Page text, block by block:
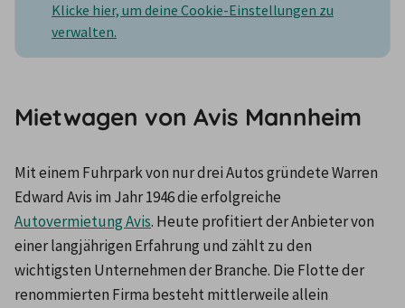
Klicke hier, um deine Cookie-Einstellungen zu
verwalten.
Mietwagen von Avis Mannheim
Mit einem Fuhrpark von nur drei Autos gründete Warren
Edward Avis im Jahr 1946 die erfolgreiche
Autovermietung Avis. Heute profitiert der Anbieter von
einer langjährigen Erfahrung und zählt zu den
wichtigsten Unternehmen der Branche. Die Flotte der
renommierten Firma besteht mittlerweile allein